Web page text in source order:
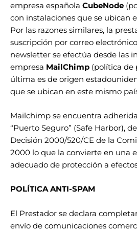
empresa española CubeNode (
con instalaciones que se ubican
Por las razones similares, la
suscripción por correo
newsletter se efectúa desde las
empresa MailChimp (política de
última es de origen
que se ubican en este mismo
Mailchimp se encuentra
“Puerto Seguro” (Safe Harbor),
Decisión 2000/520/CE de la
2000 lo que la convierte en una
adecuado de protección a
POLÍTICA ANTI-SPAM
El Prestador se declara
envío de comunicaciones